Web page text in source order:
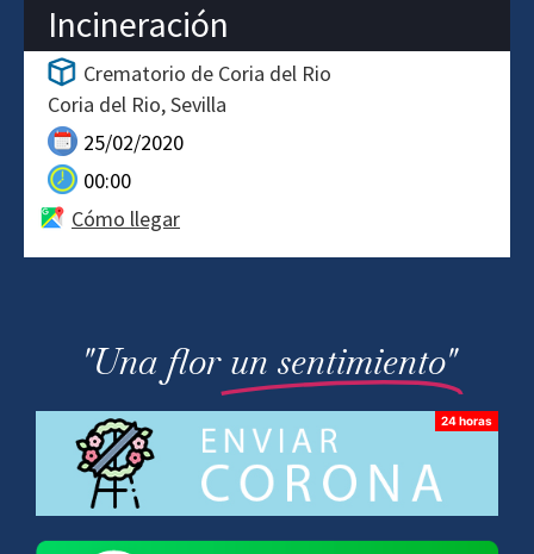
Incineración
Crematorio de Coria del Rio
Coria del Rio Sevilla
25/02/2020
00:00
Cómo llegar
"Una flor un sentimiento"